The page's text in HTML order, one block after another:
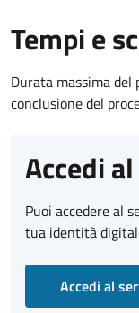
Tempi e
Durata massima
conclusione del
Accedi
Puoi accedere al
tua identità
Accedi al